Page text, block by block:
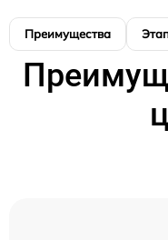
Преимущества